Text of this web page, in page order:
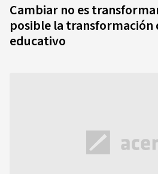
Cambiar no es
posible la transformación
educativo